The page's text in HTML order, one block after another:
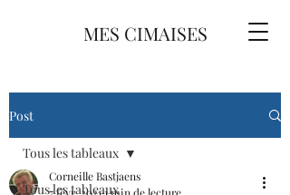
MES CIMAISES
Post
Tous les tableaux
Tous les tableaux
Corneille Bastjaens